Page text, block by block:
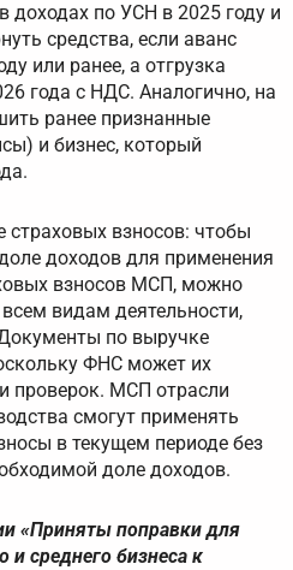
доходах по УСН в 2025 году и
средства, если аванс
или ранее, а отгрузка
года с НДС. Аналогично, на
ранее признанные
и бизнес, который
страховых взносов: чтобы
доходов для применения
взносов МСП, можно
видам деятельности,
по выручке
ФНС может их
проверок. МСП отрасли
смогут применять
в текущем периоде без
доле доходов.
«Приняты поправки для
и среднего бизнеса к